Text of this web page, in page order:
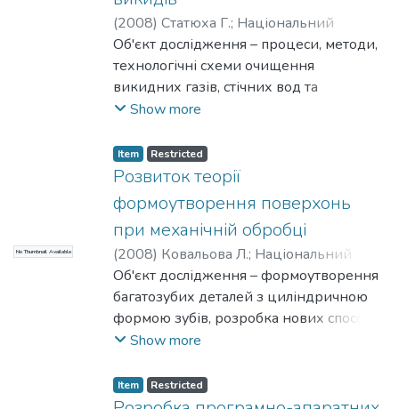
(2008) Статюха Г.; Національний
технічний університет України
“Київський політехнічний інститут”
Об'єкт дослідження – процеси, методи,
технологічні схеми очищення
викидних газів, стічних вод та
водоспоживання, що застосовуються в
технологіях.
Мета роботи – розроблення методики
синтезу оптимальних схем
знешкодження шкідливих викидів,
розробка нових технологічних
процесів і схем для водоспоживання та
знешкодження шкідливих викидів
підприємств хімічної та суміжних
галузей промисловості, що відповідають
як екологічним критеріям, так і вимогам
Методи дослідження – методи
Show more
No Thumbnail Available
Item Restricted
Розвиток теорії
формоутворення поверхонь
при механічній обробці
(2008) Ковальова Л.; Національний
технічний університет України
"Київський політехнічний інститут"
Об'єкт дослідження – формоутворення
багатозубих деталей з циліндричною
формою зубів, розробка нових способів
оброблення багатозубих деталей,
інструментів.
Мета роботи – розробка прогресивних
Show more
Item Restricted